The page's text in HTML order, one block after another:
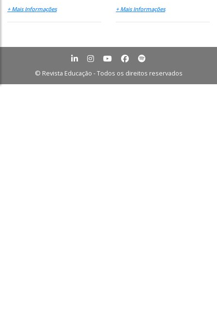
+ Mais Informações + Mais Informações
© Revista Educação - Todos os direitos reservados